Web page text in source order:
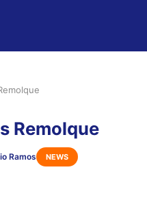
Remolque
Ramos NEWS